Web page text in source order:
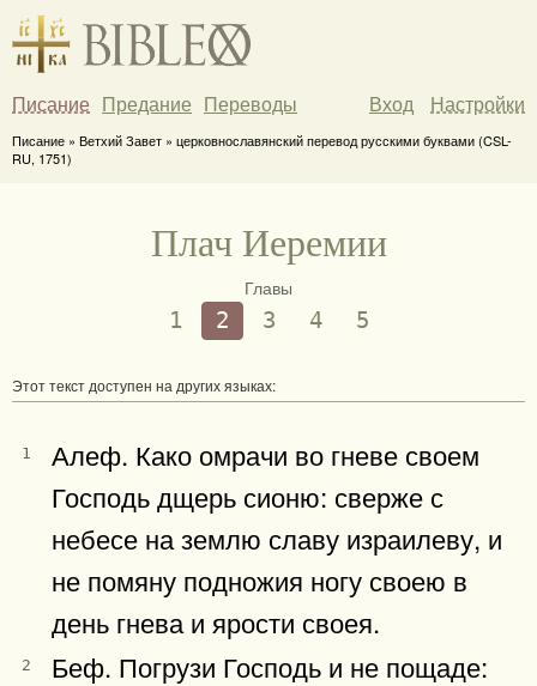
Писание Предание Переводы Вход Настройки
Писание » Ветхий Завет » церковнославянский перевод русскими буквами (CSL-
RU, 1751)
Плач Иеремии
Главы
1 2 3 4 5
Этот текст доступен на других языках:
1
Алеф. Како омрачи во гневе своем
Господь дщерь сионю: сверже с
небесе на землю славу израилеву, и
не помяну подножия ногу своею в
день гнева и ярости своея.
2
Беф. Погрузи Господь и не пощаде: